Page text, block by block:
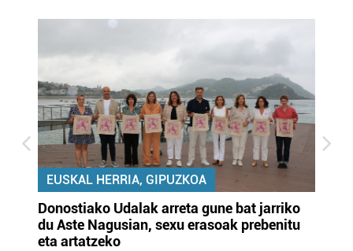
EUSKAL HERRIA, GIPUZKOA
Donostiako Udalak arreta gune bat jarriko
du Aste Nagusian, sexu erasoak prebenitu
eta artatzeko